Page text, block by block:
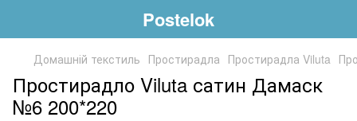
Postelok
Домашній текстиль Простирадла Простирадла Viluta
Простирадло Viluta сатин Дамаск
№6 200*220